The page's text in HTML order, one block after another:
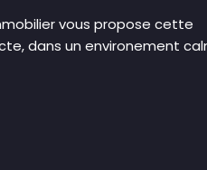
vous propose cette
dans un environement